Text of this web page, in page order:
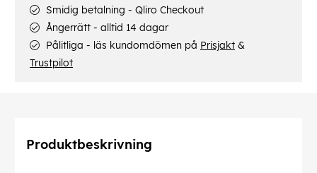
Smidig betalning - Qliro Checkout
Ångerrätt - alltid 14 dagar
Pålitliga - läs kundomdömen på Prisjakt &
Trustpilot
Produktbeskrivning